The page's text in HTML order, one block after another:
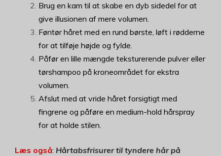
Brug en kam til at skabe en dyb sidedel for at
give illusionen af mere volumen.
Føntør håret med en rund børste, løft i rødderne
for at tilføje højde og fylde.
Påfør en lille mængde teksturerende pulver eller
tørshampoo på kroneområdet for ekstra
volumen.
Afslut med at vride håret forsigtigt med
fingrene og påføre en medium-hold hårspray
for at holde stilen.
Læs også: Hårtabsfrisurer til tyndere hår på